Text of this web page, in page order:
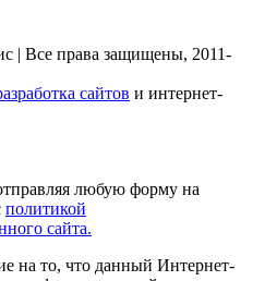
| Все права защищены, 2011-
сайтов и интернет-
любую форму на
политикой
сайта.
на то, что данный Интернет-